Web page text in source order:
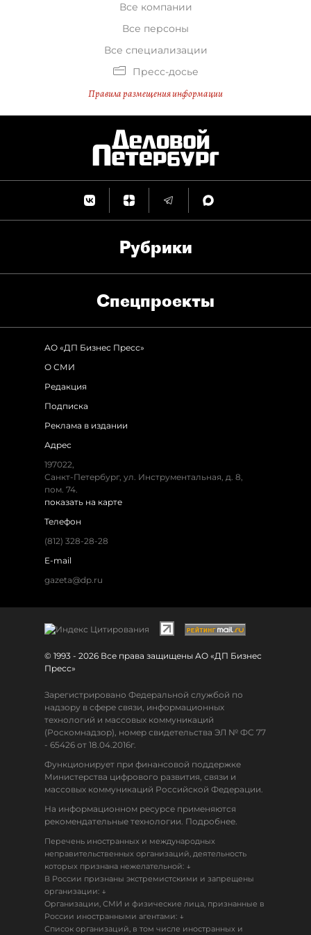
Все компании
Все персоны
Все специализации
Пресс-досье
Правила размещения информации
Рубрики
Спец­проекты
АО «ДП Бизнес Пресс»
О СМИ
Редакция
Подписка
Реклама в издании
Адрес
197022,
Санкт-Петербург, ул. Инструментальная, д. 8,
пом. 74.
показать на карте
Телефон
(812) 328-28-28
E-mail
gazeta@dp.ru
© 1993 - 2026 Все права защищены АО «ДП Бизнес
Пресс»
Зарегистрировано Федеральной службой по
надзору в сфере связи, информационных
технологий и массовых коммуникаций
(Роскомнадзор), номер свидетельства ЭЛ № ФС 77
- 65426 от 18.04.2016г.
Функционирует при финансовой поддержке
Министерства цифрового развития, связи и
массовых коммуникаций Российской Федерации.
На информационном ресурсе применяются
рекомендательные технологии. Подробнее.
Перечень иностранных и международных
неправительственных организаций, деятельность
которых признана нежелательной: ↓
В России признаны экстремистскими и запрещены
организации: ↓
Организации, СМИ и физические лица, признанные в
России иностранными агентами: ↓
Список организаций, в том числе иностранных и